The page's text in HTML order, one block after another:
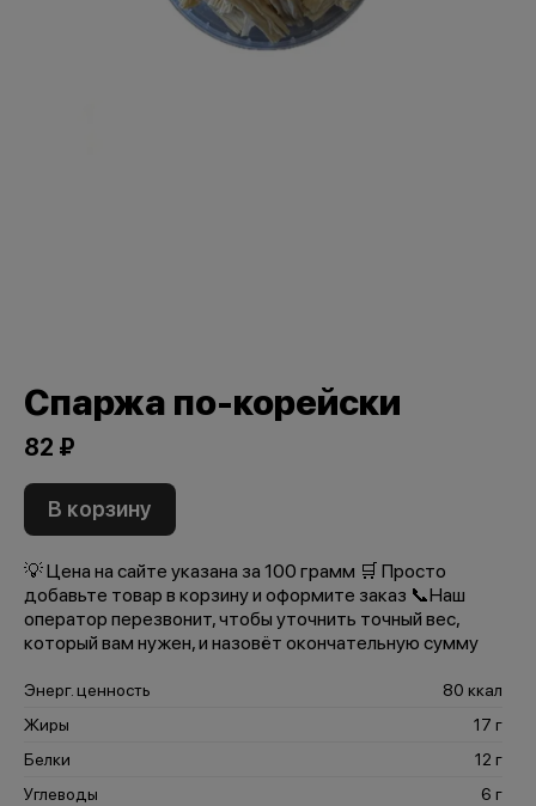
Спаржа по-корейски
82 ₽
В корзину
💡 Цена на сайте указана за 100 грамм 🛒 Просто
добавьте товар в корзину и оформите заказ 📞Наш
оператор перезвонит, чтобы уточнить точный вес,
который вам нужен, и назовёт окончательную сумму
Энерг. ценность
80 ккал
Жиры
17 г
Белки
12 г
Углеводы
6 г